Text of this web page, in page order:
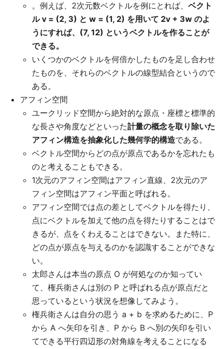
。例えば、2次元数ベクトルを例にとれば、 ベクト
ル v = (2, 3) と w = (1, 2) を用いて 2v + 3w のよ
うにすれば、(7, 12) というベクトルを作ることが
できる。
いくつかのベクトルを何倍かしたものを足し合わせ
たものを、それらのベクトルの線型結合というので
ある。
アフィン空間
ユークリッド空間から絶対的な原点・座標と標準的
な長さや角度などといった計量の概念を取り除いた
アフィン構造を抽象化した幾何学的構造である。
ベクトル空間からどの点が原点であるかを忘れたも
のと考えることもできる。
1次元のアフィン空間はアフィン直線、2次元のア
フィン空間はアフィン平面と呼ばれる。
アフィン空間では点の差としてベクトルを得たり、
点にベクトルを加えて他の点を得たりすることはで
きるが、点をくわえることはできない。また特に、
どの点が原点を与えるのかを認識することができな
い。
太郎さんは本当の原点 O が何処なのか知ってい
て、権兵衛さんは別の P と呼ばれる点が原点だと
思っているという状況を想像してみよう。
権兵衛さんは自分の思う a + b を求めるために、P
から A へ矢印を引き、P から B へ別の矢印を引い
てできる平行四辺形の対角線を考えることになる